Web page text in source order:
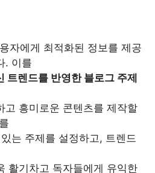
자에게 최적화된 정보를 제공
. 이를
트렌드를 반영한 블로그 주제
고 흥미로운 콘텐츠를 제작할
는 주제를 설정하고, 트렌드
활기차고 독자들에게 유익한